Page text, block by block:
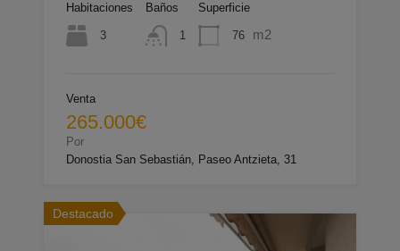
Habitaciones
3
Baños
1
Superficie
76 m2
Venta
265.000€
Por
Donostia San Sebastián, Paseo Antzieta, 31
Destacado